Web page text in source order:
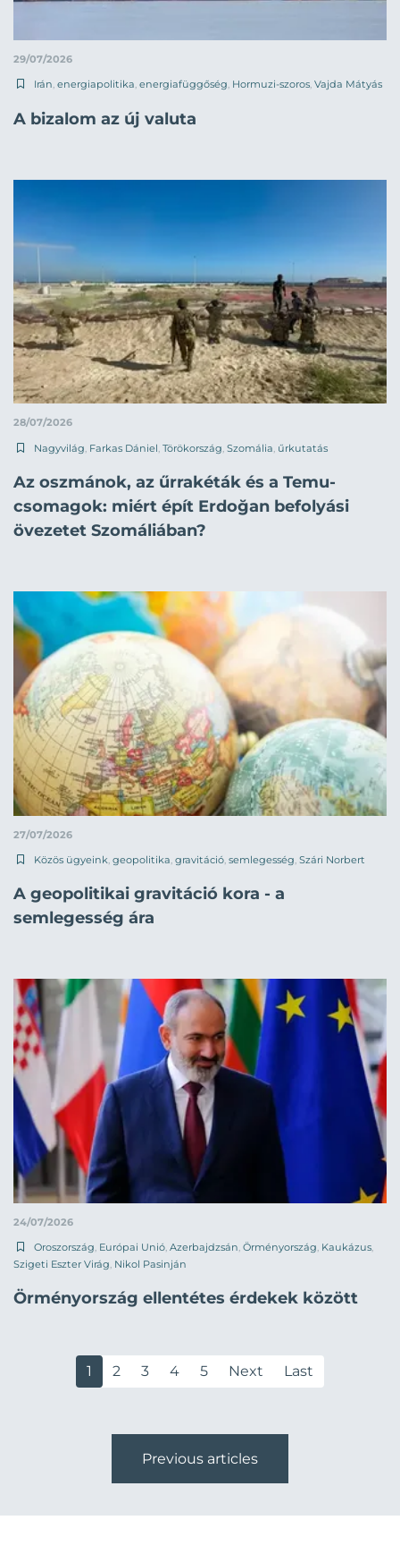
29/07/2026
Irán, energiapolitika, energiafüggőség, Hormuzi-szoros, Vajda Mátyás
A bizalom az új valuta
28/07/2026
Nagyvilág Farkas Dániel Törökország Szomália űrkutatás
Az oszmánok, az űrrakéták és a Temu-
csomagok: miért épít Erdoğan befolyási
övezetet Szomáliában?
27/07/2026
Közös ügyeink geopolitika gravitáció semlegesség Szári Norbert
A geopolitikai gravitáció kora - a
semlegesség ára
24/07/2026
Oroszország, Európai Unió, Azerbajdzsán, Örményország, Kaukázus,
Szigeti Eszter Virág, Nikol Pasinján
Örményország ellentétes érdekek között
1 2 3 4 5 Next Last
Previous articles